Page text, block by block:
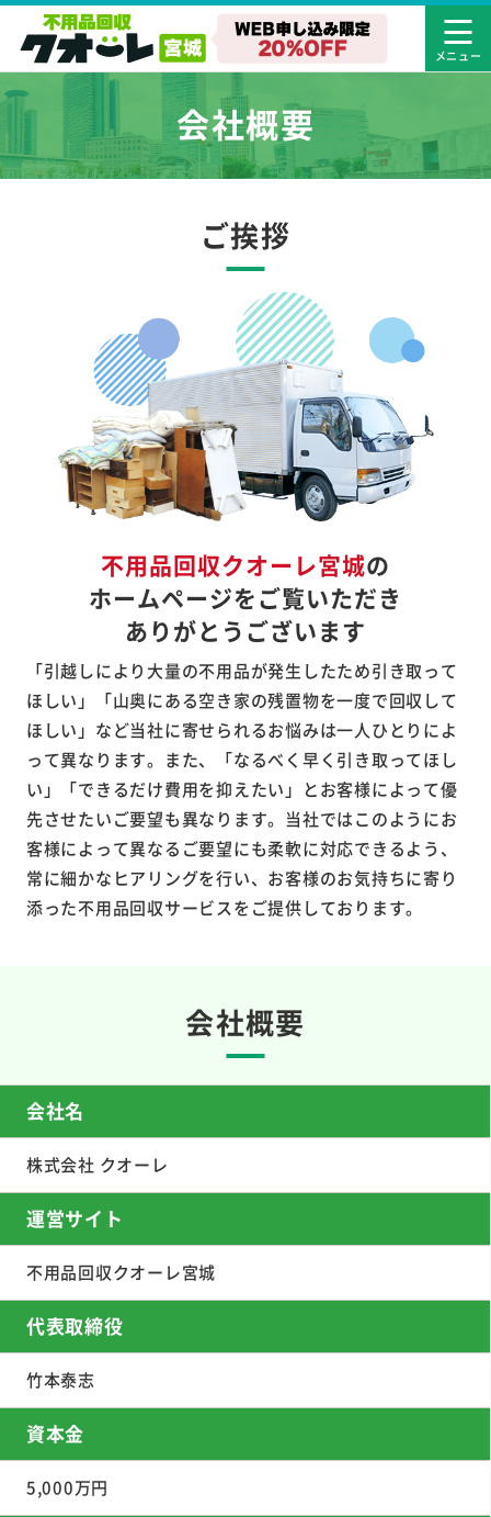
会社概要
ご挨拶
不用品回収クオーレ宮城の
ホームページをご覧いただき
ありがとうございます
「引越しにより大量の不用品が発生したため引き取って
ほしい」「山奥にある空き家の残置物を一度で回収して
ほしい」など当社に寄せられるお悩みは一人ひとりによ
って異なります。また、「なるべく早く引き取ってほし
い」「できるだけ費用を抑えたい」とお客様によって優
先させたいご要望も異なります。当社ではこのようにお
客様によって異なるご要望にも柔軟に対応できるよう、
常に細かなヒアリングを行い、お客様のお気持ちに寄り
添った不用品回収サービスをご提供しております。
会社概要
会社名
株式会社 クオーレ
運営サイト
不用品回収クオーレ宮城
代表取締役
竹本泰志
資本金
5,000万円